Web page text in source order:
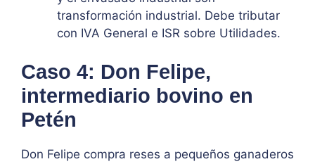
transformación industrial. Debe tributar
con IVA General e ISR sobre Utilidades.
Caso 4: Don Felipe,
intermediario bovino en
Petén
Don Felipe compra reses a pequeños ganaderos